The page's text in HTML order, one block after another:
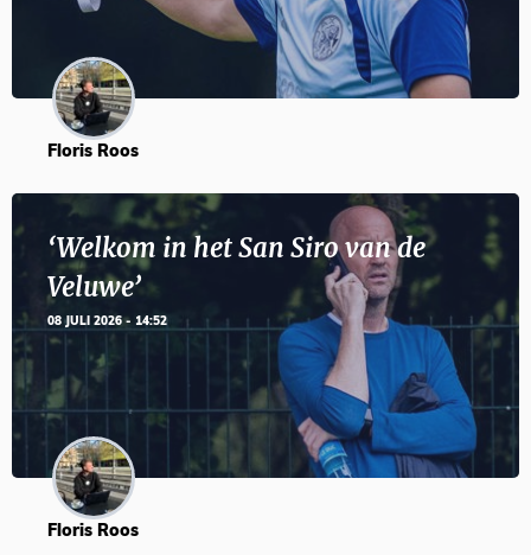
Floris Roos
‘Welkom in het San Siro van de
Veluwe’
08 JULI 2026 - 14:52
Floris Roos